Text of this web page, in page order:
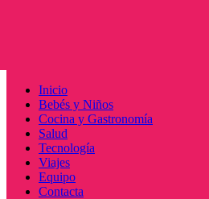
Menú
principal
Inicio
Bebés y Niños
Cocina y Gastronomía
Salud
Tecnología
Viajes
Equipo
Contacta